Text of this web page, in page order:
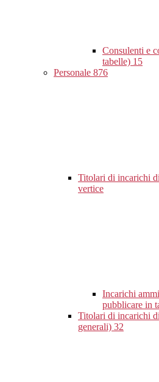
Consulenti e
tabelle) 15
Personale 876
Titolari di incarichi
vertice
Incarichi
pubblicare in
Titolari di incarichi
generali) 32